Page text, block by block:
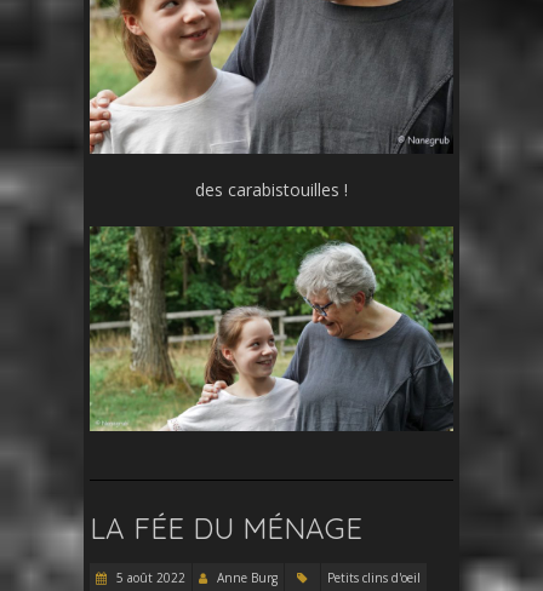
des carabistouilles !
LA FÉE DU MÉNAGE
5 août 2022 Anne Burg
Petits clins d'oeil